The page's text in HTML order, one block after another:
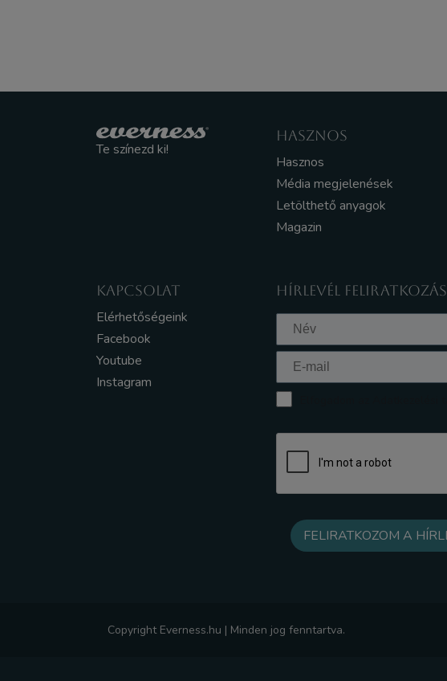
Te színezd ki!
HASZNOS
Hasznos
Média megjelenések
Letölthető anyagok
Magazin
KAPCSOLAT
Elérhetőségeink
Facebook
Youtube
Instagram
HÍRLEVÉL FELIRATKOZÁS
Copyright Everness.hu | Minden jog fenntartva.